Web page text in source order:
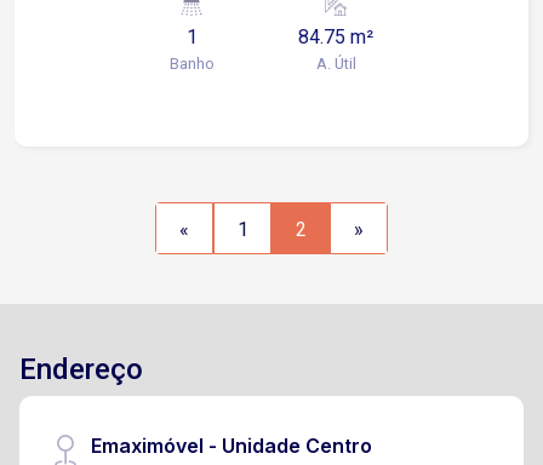
banheiro e área de serviço. Agende já uma visita!
1
Banho
84.75 m²
A. Útil
« 1 2 »
Endereço
Emaximóvel - Unidade Centro